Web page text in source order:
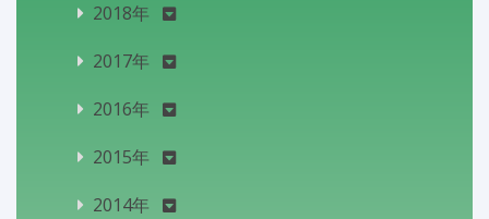
2018年
2017年
2016年
2015年
2014年